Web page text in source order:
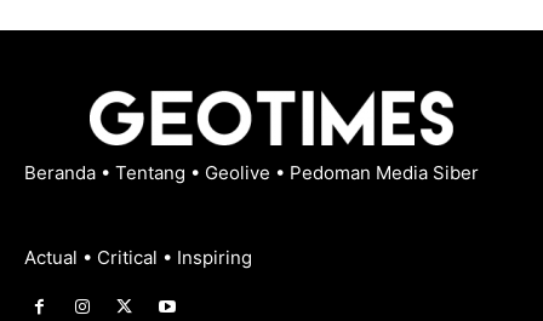
Beranda • Tentang • Geolive • Pedoman Media Siber
Actual • Critical • Inspiring